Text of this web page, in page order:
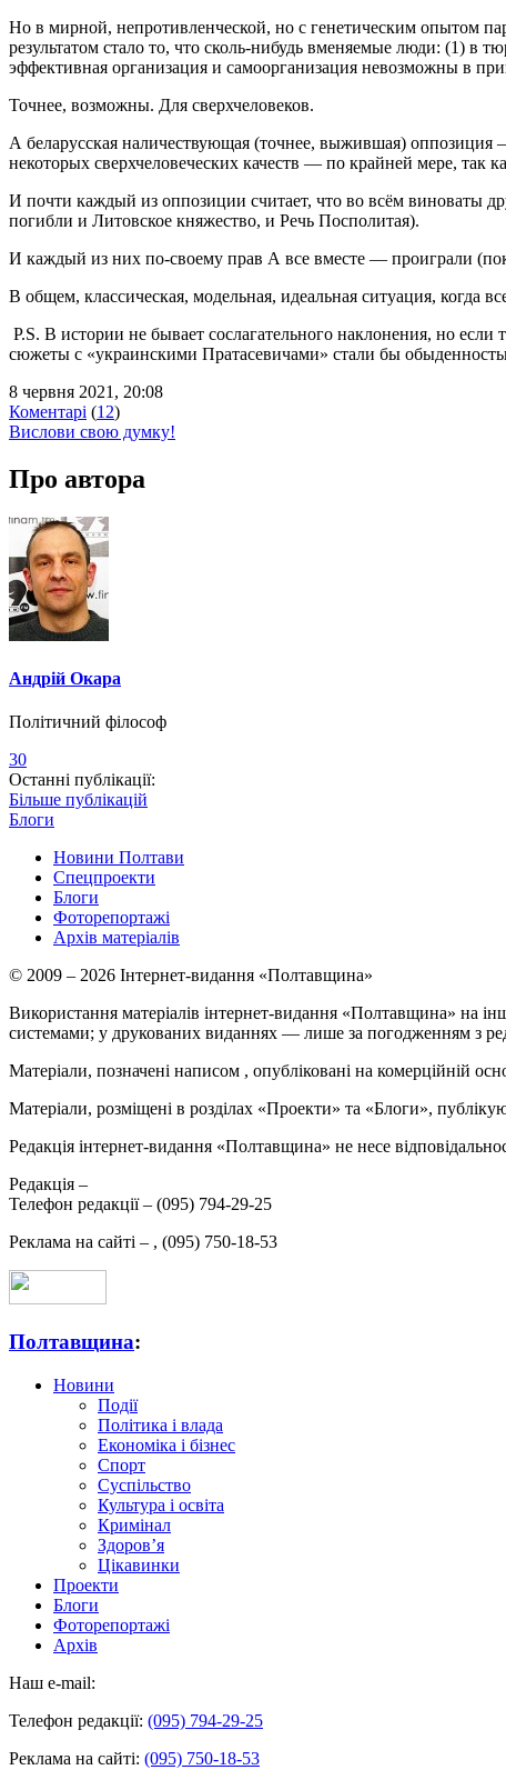
Но в мирной, непротивленческой, но с генетическим опытом
результатом стало то, что сколь-нибудь вменяемые люди: (1) в
эффективная организация и самоорганизация невозможны в
Точнее, возможны. Для сверхчеловеков.
А беларусская наличествующая (точнее, выжившая) оппозиция
некоторых сверхчеловеческих качеств — по крайней мере, так
И почти каждый из оппозиции считает, что во всём виноваты
погибли и Литовское княжество, и Речь Посполитая).
И каждый из них по-своему прав А все вместе — проиграли
В общем, классическая, модельная, идеальная ситуация, когда
P.S. В истории не бывает сослагательного наклонения, но
сюжеты с «украинскими Пратасевичами» стали бы
8 червня 2021, 20:08
Коментарі (12)
Вислови свою думку!
Про автора
Андрій Окара
Політичний філософ
30
Останні публікації:
Більше публікацій
Блоги
Новини Полтави
Спецпроекти
Блоги
Фоторепортажі
Архів матеріалів
© 2009 – 2026 Інтернет-видання «Полтавщина»
Використання матеріалів інтернет-видання «Полтавщина» на
системами; у друкованих виданнях — лише за погодженням з
Матеріали, позначені написом , опубліковані на комерційній
Матеріали, розміщені в розділах «Проекти» та «Блоги»,
Редакція інтернет-видання «Полтавщина» не несе
Редакція –
Телефон редакції – (095) 794-29-25
Реклама на сайті – , (095) 750-18-53
Полтавщина:
Новини
Події
Політика і влада
Економіка і бізнес
Спорт
Суспільство
Культура і освіта
Кримінал
Здоров’я
Цікавинки
Проекти
Блоги
Фоторепортажі
Архів
Наш e-mail:
Телефон редакції: (095) 794-29-25
Реклама на сайті: (095) 750-18-53